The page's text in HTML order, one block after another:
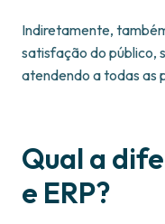
Indiretamente,
satisfação do público,
atendendo a todas as
Qual a
e ERP?